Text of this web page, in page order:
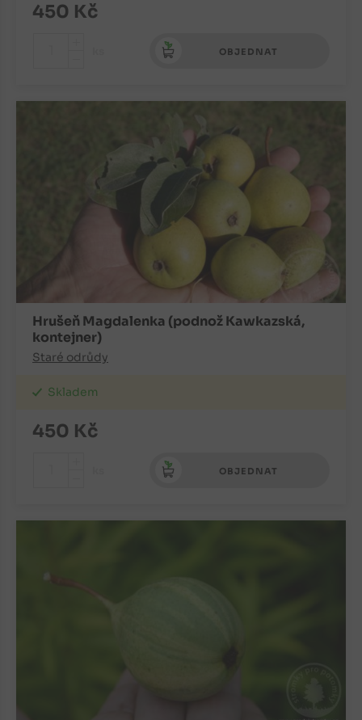
450 Kč
OBJEDNAT
Hrušeň Magdalenka (podnož Kawkazská,
kontejner)
Staré odrůdy
Skladem
450 Kč
OBJEDNAT